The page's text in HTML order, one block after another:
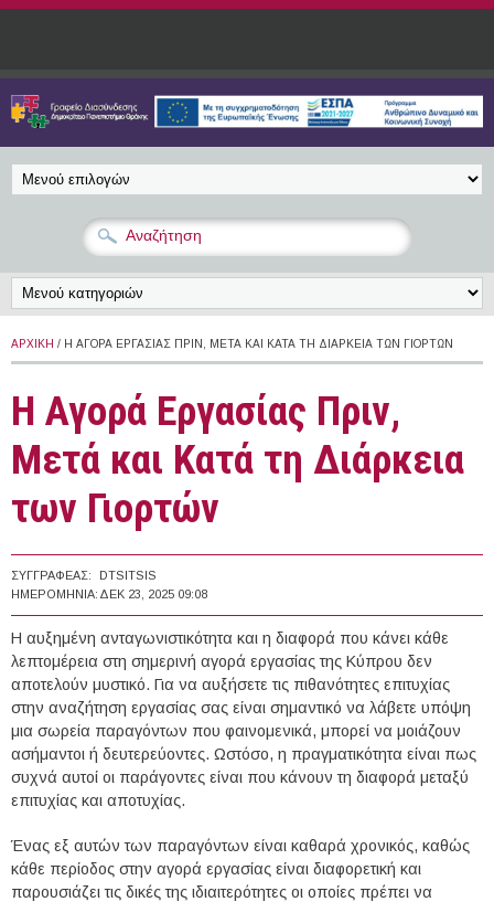
Παράκαμψη προς το κυρίως περιεχόμενο
ΑΡΧΙΚΉ / Η ΑΓΟΡΆ ΕΡΓΑΣΊΑΣ ΠΡΙΝ, ΜΕΤΆ ΚΑΙ ΚΑΤΆ ΤΗ ΔΙΆΡΚΕΙΑ ΤΩΝ ΓΙΟΡΤΏΝ
Η Αγορά Εργασίας Πριν,
Μετά και Κατά τη Διάρκεια
των Γιορτών
ΣΥΓΓΡΑΦΈΑΣ:
DTSITSIS
ΗΜΕΡΟΜΗΝΊΑ: ΔΕΚ 23, 2025 09:08
Η αυξημένη ανταγωνιστικότητα και η διαφορά που κάνει κάθε
λεπτομέρεια στη σημερινή αγορά εργασίας της Κύπρου δεν
αποτελούν μυστικό. Για να αυξήσετε τις πιθανότητες επιτυχίας
στην αναζήτηση εργασίας σας είναι σημαντικό να λάβετε υπόψη
μια σωρεία παραγόντων που φαινομενικά, μπορεί να μοιάζουν
ασήμαντοι ή δευτερεύοντες. Ωστόσο, η πραγματικότητα είναι πως
συχνά αυτοί οι παράγοντες είναι που κάνουν τη διαφορά μεταξύ
επιτυχίας και αποτυχίας.
Ένας εξ αυτών των παραγόντων είναι καθαρά χρονικός, καθώς
κάθε περίοδος στην αγορά εργασίας είναι διαφορετική και
παρουσιάζει τις δικές της ιδιαιτερότητες οι οποίες πρέπει να